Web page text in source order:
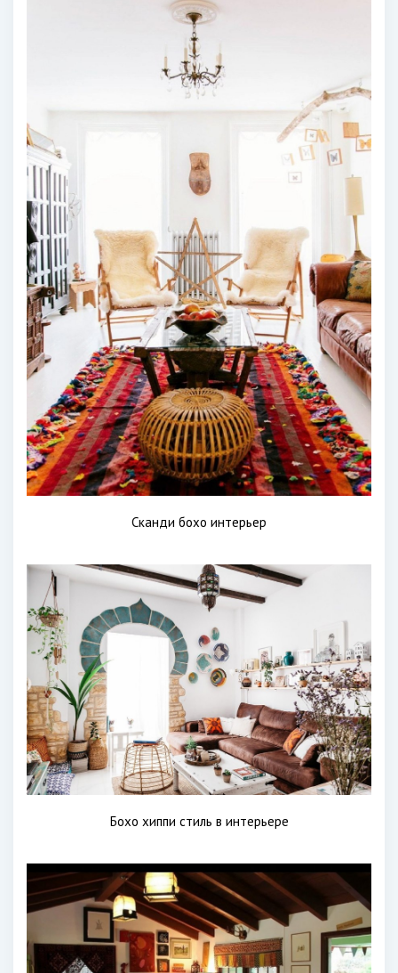
Сканди бохо интерьер
Бохо хиппи стиль в интерьере